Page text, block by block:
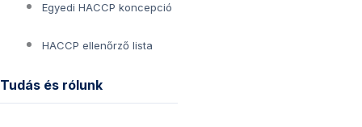
Egyedi HACCP koncepció
HACCP ellenőrző lista
Tudás és rólunk